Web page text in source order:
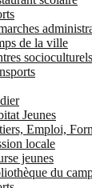
de la ville
socioculturels
Jeunes
Emploi,
locale
jeunes
du